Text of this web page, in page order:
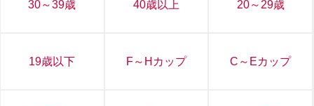
に！
山口県代表「高川学園」の甲子園での活躍に応じ
て、割引額がアップ！
30～39歳 40歳以上 20～29歳
19歳以下 F～Hカップ C～Eカップ